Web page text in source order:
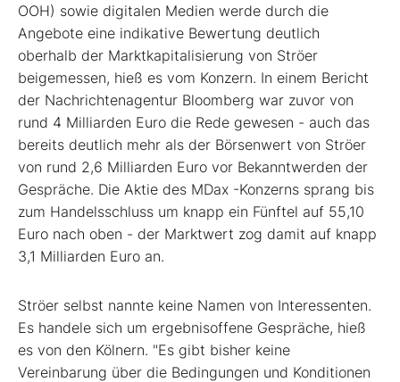
OOH) sowie digitalen Medien werde durch die
Angebote eine indikative Bewertung deutlich
oberhalb der Marktkapitalisierung von Ströer
beigemessen, hieß es vom Konzern. In einem Bericht
der Nachrichtenagentur Bloomberg war zuvor von
rund 4 Milliarden Euro die Rede gewesen - auch das
bereits deutlich mehr als der Börsenwert von Ströer
von rund 2,6 Milliarden Euro vor Bekanntwerden der
Gespräche. Die Aktie des MDax -Konzerns sprang bis
zum Handelsschluss um knapp ein Fünftel auf 55,10
Euro nach oben - der Marktwert zog damit auf knapp
3,1 Milliarden Euro an.
Ströer selbst nannte keine Namen von Interessenten.
Es handele sich um ergebnisoffene Gespräche, hieß
es von den Kölnern. "Es gibt bisher keine
Vereinbarung über die Bedingungen und Konditionen